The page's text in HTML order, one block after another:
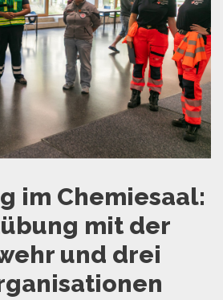
im Chemiesaal:
mit der
und drei